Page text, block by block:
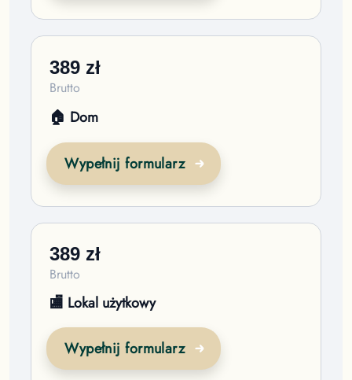
389 zł
Brutto
🏠 Dom
Wypełnij formularz
389 zł
Brutto
🏬 Lokal użytkowy
Wypełnij formularz